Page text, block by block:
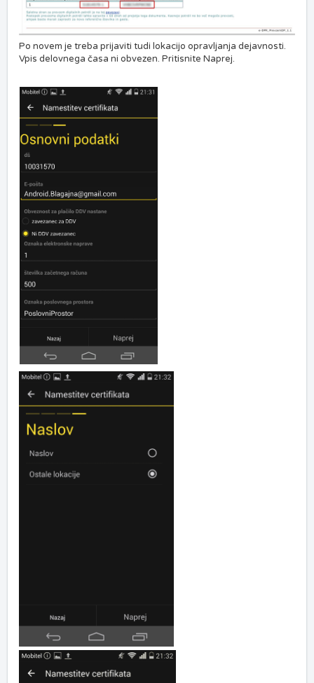
Po novem je treba prijaviti tudi lokacijo opravljanja dejavnosti.
Vpis delovnega časa ni obvezen. Pritisnite Naprej.